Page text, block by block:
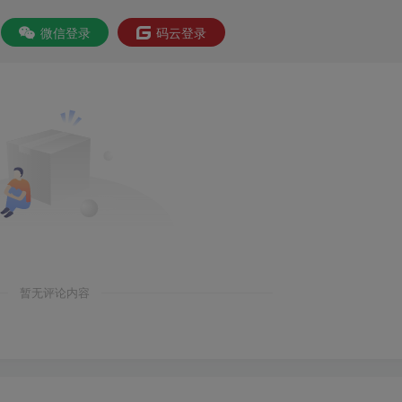
微信登录 码云登录
暂无评论内容